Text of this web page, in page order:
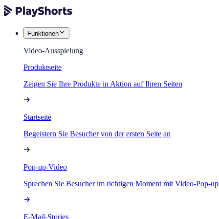
Funktionen
Video-Ausspielung
Produktseite
Zeigen Sie Ihre Produkte in Aktion auf Ihren Seiten
Startseite
Begeistern Sie Besucher von der ersten Seite an
Pop-up-Video
Sprechen Sie Besucher im richtigen Moment mit Video-Pop-
E-Mail-Stories